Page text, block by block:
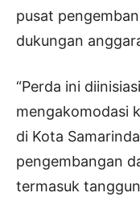
pusat
dukungan
“Perda ini
mengakomodasi
di Kota
pengembangan
termasuk